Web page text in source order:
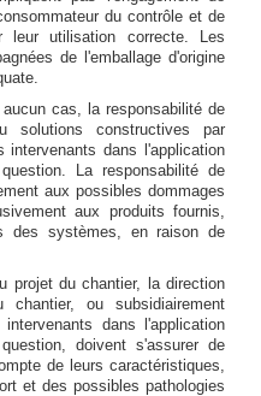
du contrôle et de
leur utilisation correcte. Les
de l'emballage d'origine
cas, la responsabilité de
solutions constructives par
intervenants dans l'application
La responsabilité de
aux possibles dommages
aux produits fournis,
des systèmes, en raison de
projet du chantier, la direction
ou subsidiairement
dans l'application
doivent s'assurer de
de leurs caractéristiques,
et des possibles pathologies